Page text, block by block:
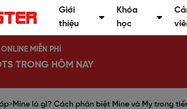
Giới
thiệu
Khóa
học
MIỄN PHÍ
TRONG HÔM NAY
>Mine là gì? Cách phân biệt Mine và My trong